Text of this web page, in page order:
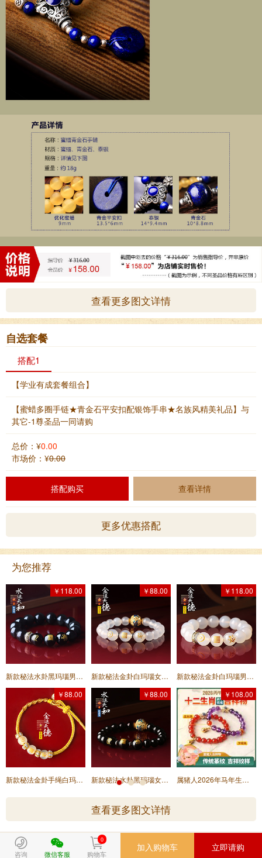
咨询 微信客服
0
购物车
立即请购
加入购物车
查看更多图文详情
自选套餐
搭配1
【学业有成套餐组合】
【蜜蜡多圈手链★青金石平安扣配银饰手串★名族风精美礼品】与
其它-1尊圣品一同请购
总价：¥0.00
市场价：¥0.00
搭配购买 查看详情
更多优惠搭配
为您推荐
新款秘法水卦黑玛瑙男款手链★水运天和手串14mm手链★五行喜水专用吉祥物
￥118.00
新款秘法金卦白玛瑙女款手链★金运天德手串8mm手链★五行喜金专用吉祥物
￥88.00
新款秘法金卦白玛瑙男款手链★金运天德手串14mm手链★五行喜金专用吉祥物
￥118.00
新款秘法金卦手绳白玛瑙隔珠手链★金运天德手绳主珠10mm★五行喜金专用吉祥物
￥88.00
新款秘法水卦黑玛瑙女款手链★水运天和手串8mm手链★五行喜水专用吉祥物
￥88.00
属猪人2026年马年生肖吉祥物手链女款★灵宝福运阵★红玛瑙紫水晶朱砂沉香多款本命年
￥108.00
查看更多图文详情